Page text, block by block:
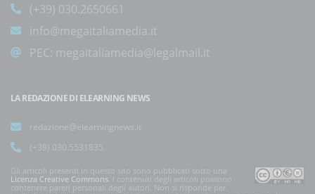
(+39) 030.2650661
info@megaitaliamedia.it
PEC: megaitaliamedia@legalmail.it
LA REDAZIONE DI ELEARNING NEWS
redazione@elearningnews.it
(+39) 030.5531835
Gli articoli presenti in questo sito sono pubblicati sotto una
Licenza Creative Commons. I contenuti degli articoli possono
contenere pareri personali degli autori. Non si risponde per